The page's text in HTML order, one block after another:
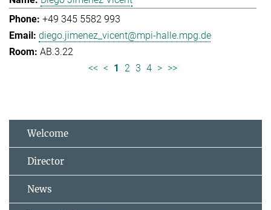
+49 345 5582 993
diego.jimenez_vicent@mpi-halle.mpg.de
AB.3.22
<< < 1 2 3 4 > >>
Welcome
Director
News